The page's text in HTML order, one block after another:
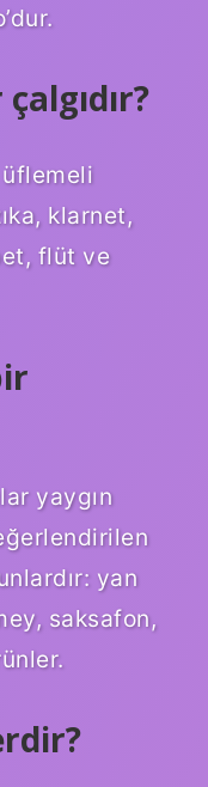
klarnet,
flüt ve
yaygın
yan
saksafon,